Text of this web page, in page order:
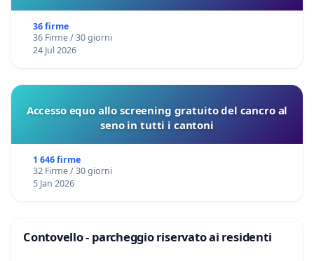
36 firme
36 Firme / 30 giorni
24 Jul 2026
Accesso equo allo screening gratuito del cancro al
seno in tutti i cantoni
1 646 firme
32 Firme / 30 giorni
5 Jan 2026
Contovello - parcheggio riservato ai residenti